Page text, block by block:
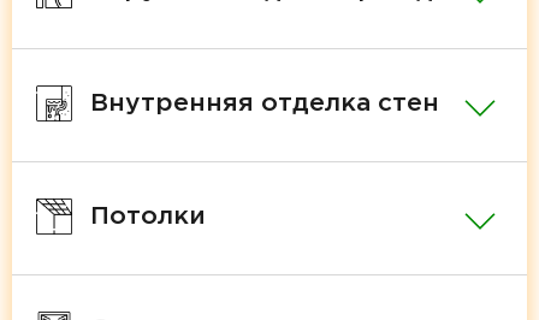
Внутренняя отделка стен
Потолки